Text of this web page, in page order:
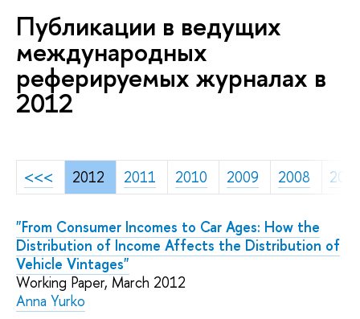
Публикации в ведущих
международных
реферируемых журналах в
2012
<<< 2012 2011 2010 2009 2008
"From Consumer Incomes to Car Ages: How the
Distribution of Income Affects the Distribution of
Vehicle Vintages"
Working Paper, March 2012
Anna Yurko